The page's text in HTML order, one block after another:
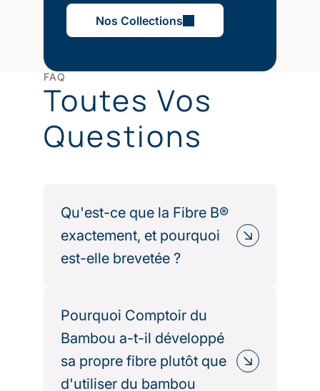
Nos Collections
FAQ
Toutes Vos
Questions
Qu'est-ce que la Fibre B®
exactement, et pourquoi
est-elle brevetée ?
exclusive développée par Comptoir
du Bambou après plusieurs années
de Recherche & Développement. Elle
résulte d’un assemblage savant entre
une espèce de bambou sélectionnée
Pourquoi Comptoir du
Bambou a-t-il développé
sa propre fibre plutôt que
d'utiliser du bambou